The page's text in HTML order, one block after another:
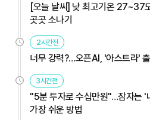
[오늘 날씨] 낮 최고기온 27~37
곳곳 소나기
2시간전
너무 강력?…오픈AI, '아스트라'
3시간전
"5분 투자로 수십만원"…잠자는 '
가장 쉬운 방법